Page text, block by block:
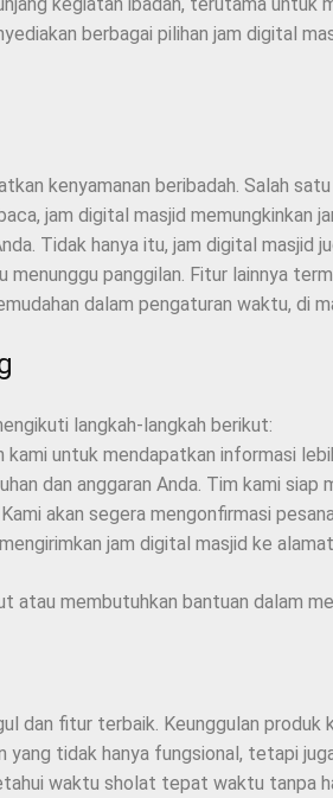
berbagai pilihan jam digital
kenyamanan beribadah. Salah
jam digital masjid
Tidak hanya itu, jam digital
panggilan. Fitur lainnya
dalam pengaturan waktu, di
langkah-langkah berikut:
kami untuk mendapatkan informasi
dan anggaran Anda. Tim kami
akan segera mengonfirmasi
jam digital masjid ke
atau membutuhkan bantuan dalam
dan fitur terbaik. Keunggulan produk
yang tidak hanya fungsional, tetapi
waktu sholat tepat waktu tanpa